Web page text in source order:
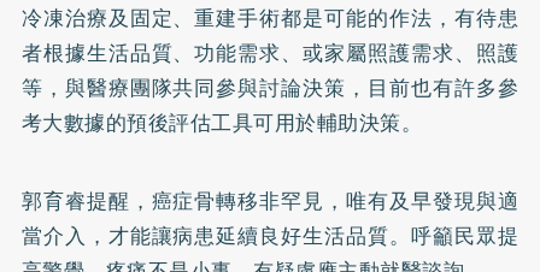
冷凍治療及固定、重建手術都是可能的作法，有待患
者根據生活品質、功能需求、或家屬照護需求、照護
等，與醫療團隊共同參與討論決策，目前也有許多參
考大數據的預後評估工具可用於輔助決策。
郭育睿提醒，癌症骨轉移非罕見，唯有及早發現與適
當介入，才能讓病患延續良好生活品質。呼籲民眾提